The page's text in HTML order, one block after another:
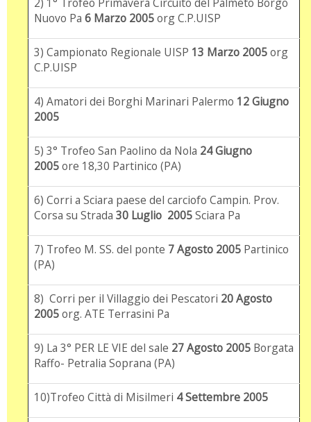
Nuovo Pa 6 Marzo 2005org C.P.UISP
3) Campionato Regionale UISP 13 Marzo 2005org
C.P.UISP
4) Amatori dei Borghi Marinari Palermo 12 Giugno
2005
5) 3° Trofeo San Paolino da Nola 24 Giugno
2005ore 18,30 Partinico (PA)
6) Corri a Sciara paese del carciofo Campin. Prov.
Corsa su Strada 30 Luglio 2005Sciara Pa
7) Trofeo M. SS. del ponte 7 Agosto 2005 Partinico
(PA)
8) Corri per il Villaggio dei Pescatori 20 Agosto
2005org. ATE Terrasini Pa
9) La 3° PER LE VIE del sale 27 Agosto 2005 Borgata
Raffo- Petralia Soprana (PA)
10)Trofeo Città di Misilmeri 4 Settembre 2005